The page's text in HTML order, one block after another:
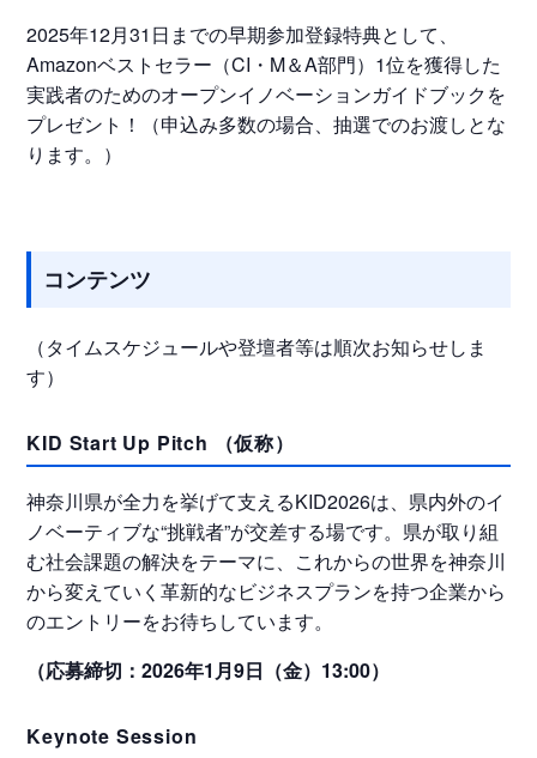
2025年12月31日までの早期参加登録特典として、
Amazonベストセラー（CI・M＆A部門）1位を獲得した
実践者のためのオープンイノベーションガイドブックを
プレゼント！
（申込み多数の場合、抽選でのお渡しとな
ります。）
コンテンツ
（タイムスケジュールや登壇者等は順次お知らせしま
す）
KID Start Up Pitch （仮称）
神奈川県が全力を挙げて支えるKID2026は、県内外のイ
ノベーティブな“挑戦者”が交差する場です。県が取り組
む社会課題の解決をテーマに、これからの世界を神奈川
から変えていく革新的なビジネスプランを持つ企業から
のエントリーをお待ちしています。
（応募締切：2026年1月9日（金）13:00）
Keynote Session